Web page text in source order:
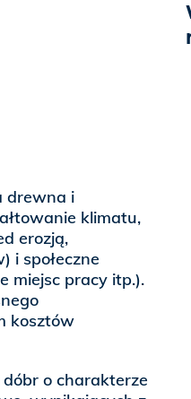
drewna i
klimatu,
erozją,
i społeczne
miejsc pracy itp.).
kosztów
o charakterze